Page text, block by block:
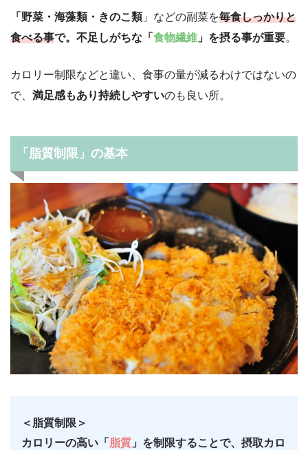
「野菜・海藻類・きのこ類」などの副菜を毎食しっかりと
食べる事で。不足しがちな「 食物繊維 」を摂る事が重要。
カロリー制限などと違い、食事の量が減るわけではないの
で、 満足感もあり持続しやすいのも良い所。
「脂質制限」の基本
＜脂質制限＞
カロリーの高い「 脂質 」を制限することで、摂取カロ